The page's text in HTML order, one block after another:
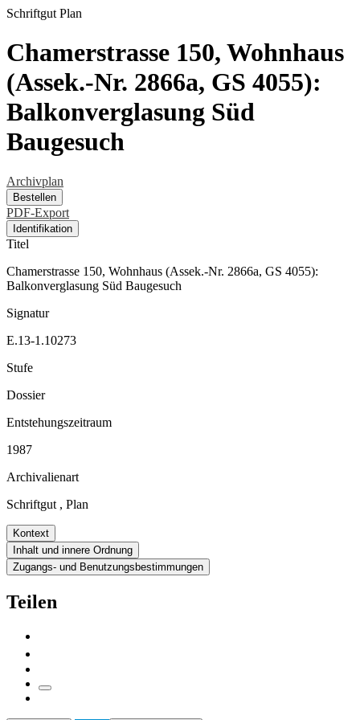
Schriftgut Plan
Chamerstrasse 150, Wohnhaus
(Assek.-Nr. 2866a, GS 4055):
Balkonverglasung Süd
Baugesuch
Archivplan
Bestellen
PDF-Export
Identifikation
Titel
Chamerstrasse 150, Wohnhaus (Assek.-Nr. 2866a, GS 4055):
Balkonverglasung Süd Baugesuch
Signatur
E.13-1.10273
Stufe
Dossier
Entstehungszeitraum
1987
Archivalienart
Schriftgut , Plan
Kontext
Inhalt und innere Ordnung
Zugangs- und Benutzungsbestimmungen
Teilen